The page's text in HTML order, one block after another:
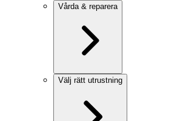
Vårda & reparera
Välj rätt utrustning